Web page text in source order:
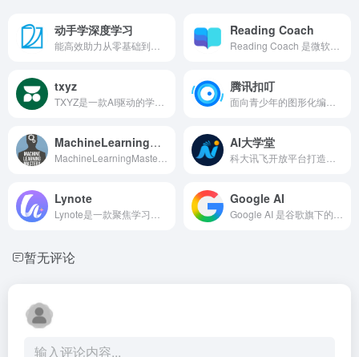
动手学深度学习 Reading Coach
txyz 腾讯扣叮
MachineLearningMastery AI大学堂
Lynote Google AI
暂无评论